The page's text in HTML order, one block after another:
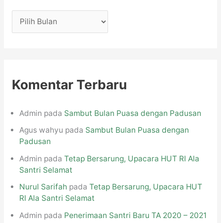
r
p
Komentar Terbaru
Admin pada Sambut Bulan Puasa dengan Padusan
Agus wahyu pada Sambut Bulan Puasa dengan
Padusan
Admin padaTetap Bersarung, Upacara HUT RI Ala
Santri Selamat
Nurul Sarifah padaTetap Bersarung, Upacara HUT
RI Ala Santri Selamat
Admin pada Penerimaan Santri Baru TA 2020 – 2021